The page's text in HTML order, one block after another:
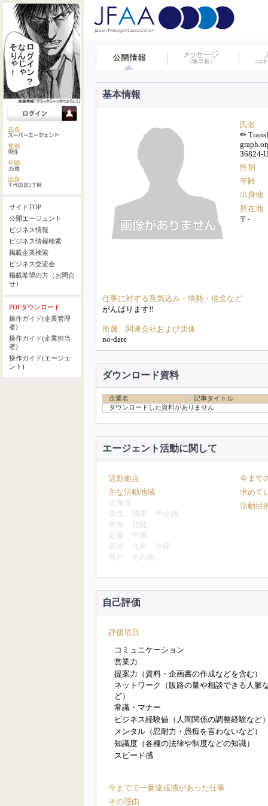
サイトTOP
公開エージェント
ビジネス情報
ビジネス情報検索
掲載企業検索
ビジネス交流会
掲載希望の方（お問合
せ）
PDFダウンロード
操作ガイド(企業管理
者)
操作ガイド(企業担当
者)
操作ガイド(エージェ
ント)
基本情報
氏名
✏
36824-
性別
年齢
出身地
所在地
〒-
仕事に対する意気込み・情熱・信念など
がんばります!!
所属、関連会社および団体
no-date
ダウンロード資料
企業名
記事タイトル
ダウンロードした資料がありません
エージェント活動に関して
活動拠点
主な活動地域
北海道
東北
関東
甲信越
東海
北陸
近畿
中国
四国
九州
沖縄
海外
その他
今まで
求めて
活動目
自己評価
評価項目
コミュニケーション
営業力
提案力（資料・企画書の作成などを含む）
ネットワーク（販路の量や相談できる人脈
ど）
常識・マナー
ビジネス経験値（人間関係の調整経験など
メンタル（忍耐力・愚痴を言わないなど）
知識度（各種の法律や制度などの知識）
スピード感
今までで一番達成感があった仕事
その理由